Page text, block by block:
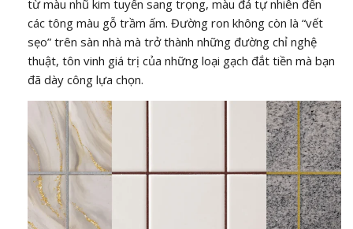
từ màu nhũ kim tuyến sang trọng, màu đá tự nhiên đến
các tông màu gỗ trầm ấm. Đường ron không còn là “vết
sẹo” trên sàn nhà mà trở thành những đường chỉ nghệ
thuật, tôn vinh giá trị của những loại gạch đắt tiền mà bạn
đã dày công lựa chọn.